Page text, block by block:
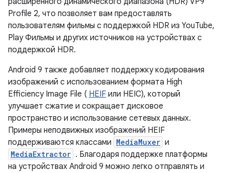
Profile 2, что позволяет вам предоставлять
пользователям фильмы с поддержкой HDR из YouTube,
Play Фильмы и других источников на устройствах с
поддержкой HDR.
Android 9 также добавляет поддержку кодирования
изображений с использованием формата High
Efficiency Image File ( HEIF или HEIC), который
улучшает сжатие и сокращает дисковое
пространство и использование сетевых данных.
Примеры неподвижных изображений HEIF
поддерживаются классами MediaMuxer и
MediaExtractor . Благодаря поддержке платформы
на устройствах Android 9 можно легко отправлять и